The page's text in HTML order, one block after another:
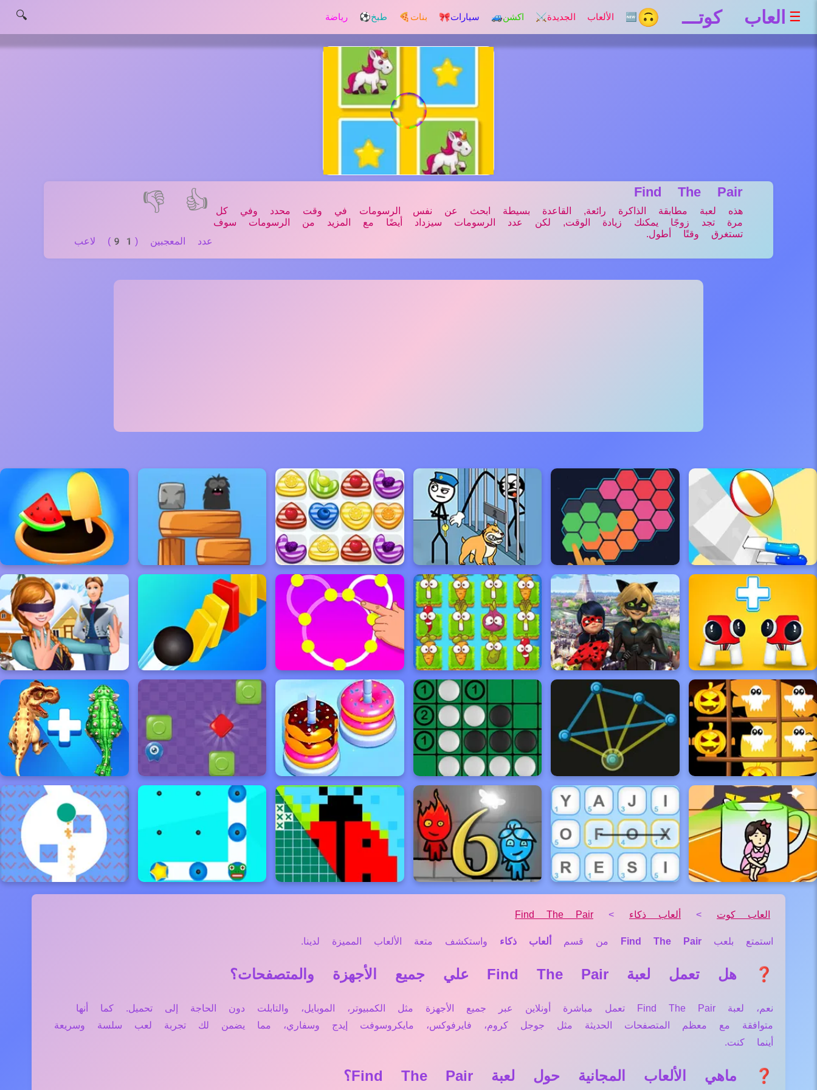
☰ العاب كوتـــ 🙃 🆕 الألعاب الجديدة ⚔️ اكشن🚙 سيارات🎀 بنات 🍕 طبخ⚽ رياضة 🔍
👍
👎
عدد المعجبين (91) لاعب
Find The Pair
هذه لعبة مطابقة الذاكرة رائعة, القاعدة بسيطة ابحث عن نفس الرسومات في وقت محدد وفي كل
مرة تجد زوجًا يمكنك زيادة الوقت, لكن عدد الرسومات سيزداد أيضًا مع المزيد من الرسومات سوف
تستغرق وقتًا أطول.
العاب كوت > ألعاب ذكاء >
Find The Pair
استمتع بلعب Find The Pair من قسم ألعاب ذكاء واستكشف متعة الألعاب المميزة لدينا.
❓ هل تعمل لعبة Find The Pair علي جميع الأجهزة والمتصفحات؟
نعم، لعبة Find The Pair تعمل مباشرة أونلاين عبر جميع الأجهزة مثل الكمبيوتر، الموبايل، والتابلت دون الحاجة إلى تحميل. كما أنها
متوافقة مع معظم المتصفحات الحديثة مثل جوجل كروم، فايرفوكس، مايكروسوفت إيدج وسفاري، مما يضمن لك تجربة لعب سلسة وسريعة
أينما كنت.
❓ ماهي الألعاب المجانية حول لعبة Find The Pair؟